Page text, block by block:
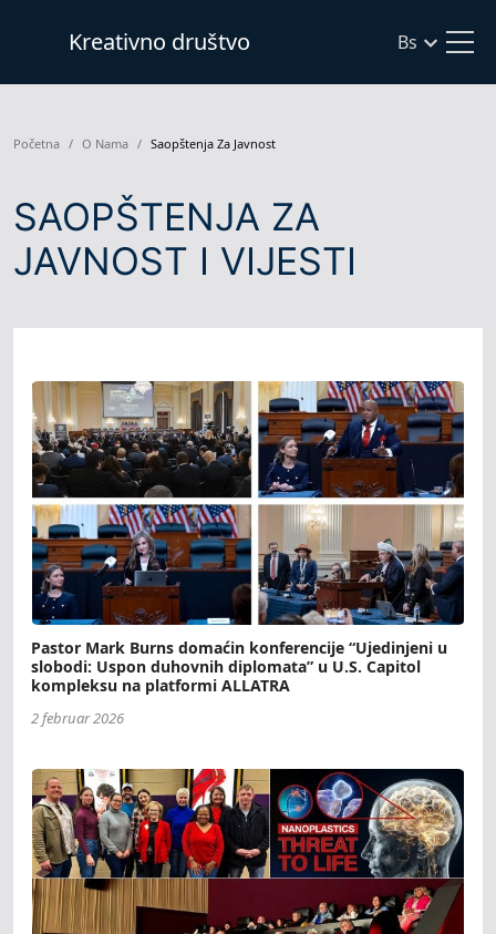
Kreativno društvo Bs
Početna O Nama Saopštenja Za Javnost
SAOPŠTENJA ZA
JAVNOST I VIJESTI
Pastor Mark Burns domaćin konferencije “Ujedinjeni u
slobodi: Uspon duhovnih diplomata” u U.S. Capitol
kompleksu na platformi ALLATRA
2 februar 2026